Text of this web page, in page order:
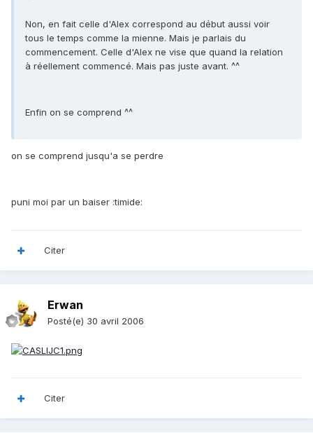
Non, en fait celle d'Alex correspond au début aussi voir
tous le temps comme la mienne. Mais je parlais du
commencement. Celle d'Alex ne vise que quand la relation
à réellement commencé. Mais pas juste avant. ^^
Enfin on se comprend ^^
on se comprend jusqu'a se perdre
puni moi par un baiser :timide:
Citer
Erwan
Posté(e) 30 avril 2006
Citer